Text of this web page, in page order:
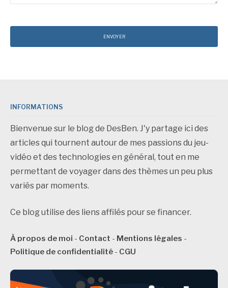
INFORMATIONS
Bienvenue sur le blog de DesBen. J'y partage ici des
articles qui tournent autour de mes passions du jeu-
vidéo et des technologies en général, tout en me
permettant de voyager dans des thèmes un peu plus
variés par moments.
Ce blog utilise des liens affilés pour se financer.
À propos de moi - Contact - Mentions légales -
Politique de confidentialité - CGU